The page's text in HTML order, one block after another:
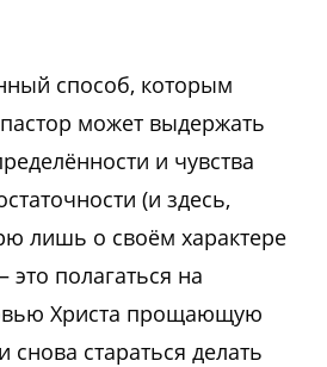
способ, которым
может выдержать
и чувства
(и здесь,
лишь о своём характере
полагаться на
Христа прощающую
снова стараться делать